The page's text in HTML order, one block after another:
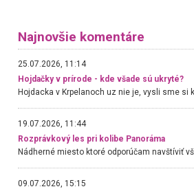
Najnovšie komentáre
25.07.2026, 11:14
Hojdačky v prírode - kde všade sú ukryté?
19.07.2026, 11:44
Rozprávkový les pri kolibe Panoráma
09.07.2026, 15:15